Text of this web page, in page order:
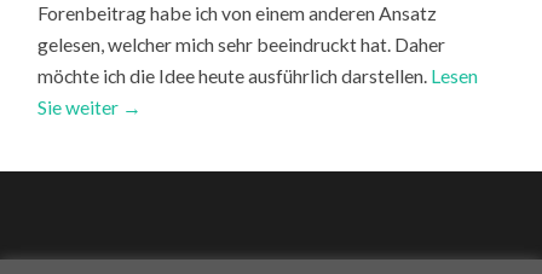
Forenbeitrag habe ich von einem anderen Ansatz
gelesen, welcher mich sehr beeindruckt hat. Daher
möchte ich die Idee heute ausführlich darstellen. Lesen
Sie weiter →